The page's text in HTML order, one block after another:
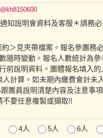
知說明會資料及客服＊請務必
＞見夾帶檔案。報名參團務
隨時變動。報名人數統計為
前說明資料。團體報名填入的
計算。如未期內繳費會計未
團員說明清楚內容及注意事
要任意複製或擷取!!
4人 5人 6人